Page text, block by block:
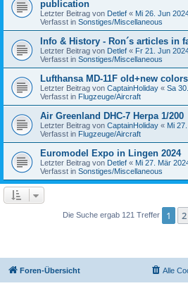
publication
Letzter Beitrag von Detlef « Mi 26. Jun
Verfasst in Sonstiges/Miscellaneous
Info & History - Ron´s articles in
Letzter Beitrag von Detlef « Fr 21. Jun
Verfasst in Sonstiges/Miscellaneous
Lufthansa MD-11F old+new
Letzter Beitrag von CaptainHoliday « Sa
Verfasst in Flugzeuge/Aircraft
Air Greenland DHC-7 Herpa 1/200
Letzter Beitrag von CaptainHoliday « Mi
Verfasst in Flugzeuge/Aircraft
Euromodel Expo in Lingen 2024
Letzter Beitrag von Detlef « Mi 27. Mär
Verfasst in Sonstiges/Miscellaneous
Die Suche ergab 121 Treffer 1 2
Foren-Übersicht Alle